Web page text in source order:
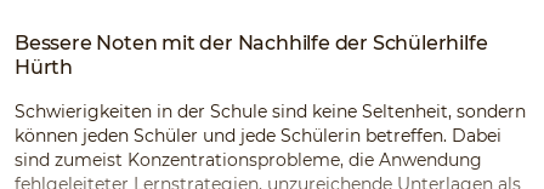
Bessere Noten mit der Nachhilfe der Schülerhilfe
Hürth
Schwierigkeiten in der Schule sind keine Seltenheit, sondern
können jeden Schüler und jede Schülerin betreffen. Dabei
sind zumeist Konzentrationsprobleme, die Anwendung
fehlgeleiteter Lernstrategien, unzureichende Unterlagen als